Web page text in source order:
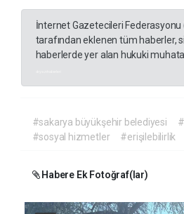
İnternet Gazetecileri Federasyonu
tarafından eklenen tüm haberler,
haberlerde yer alan hukuki
#sakarya büyükşehir belediyesi
#sosyal hizmetler
#erişilebilirlik
Habere Ek Fotoğraf(lar)